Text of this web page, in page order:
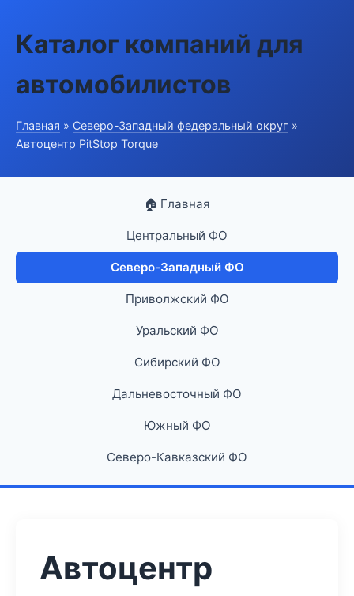
Каталог компаний для
автомобилистов
Главная » Северо-Западный федеральный округ »
Автоцентр PitStop Torque
🏠 Главная
Центральный ФО
Северо-Западный ФО
Приволжский ФО
Уральский ФО
Сибирский ФО
Дальневосточный ФО
Южный ФО
Северо-Кавказский ФО
Автоцентр